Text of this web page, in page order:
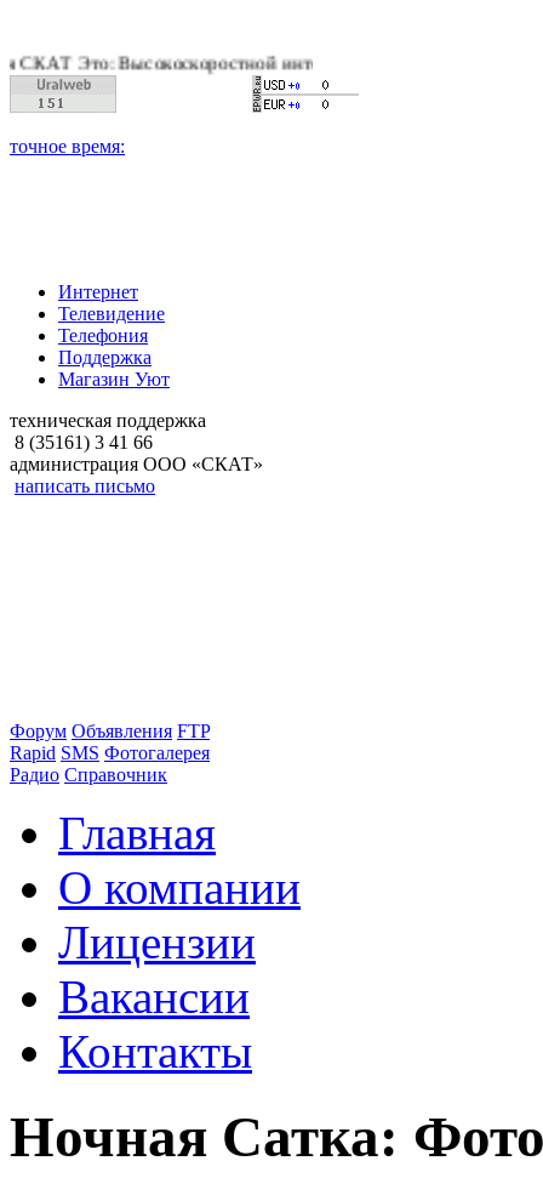
Это: Высокоскоростной интернет, качественное
Интернет
Телевидение
Телефония
Поддержка
Магазин Уют
техническая поддержка
8 (35161) 3 41 66
администрация ООО «СКАТ»
написать письмо
Форум Объявления FTP
Rapid SMS Фотогалерея
Радио Справочник
Главная
О компании
Лицензии
Вакансии
Контакты
Ночная Сатка: